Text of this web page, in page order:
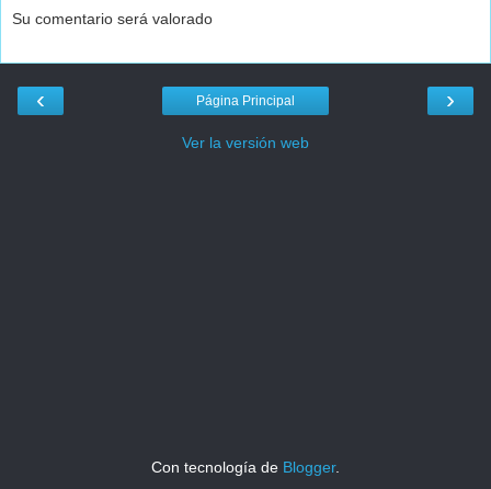
Su comentario será valorado
‹ ›
Página Principal
Ver la versión web
Con tecnología de Blogger.